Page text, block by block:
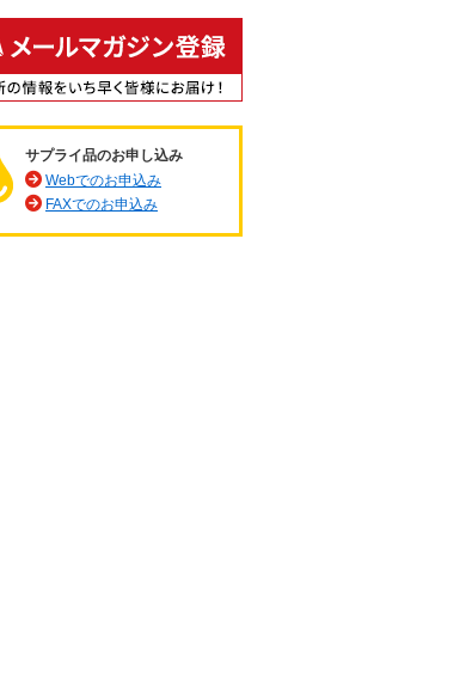
サプライ品のお申し込み
Webでのお申込み
FAXでのお申込み